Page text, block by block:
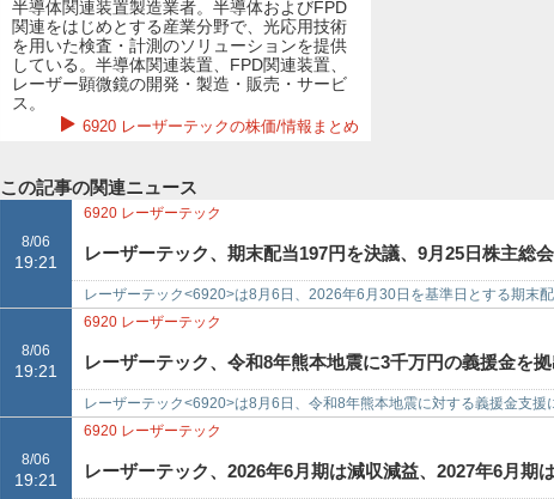
半導体関連装置製造業者。半導体およびFPD
関連をはじめとする産業分野で、光応用技術
を用いた検査・計測のソリューションを提供
している。半導体関連装置、FPD関連装置、
レーザー顕微鏡の開発・製造・販売・サービ
ス。
6920 レーザーテックの株価/情報まとめ
この記事の関連ニュース
8/06
19:21
6920 レーザーテック
レーザーテック、期末配当197円を決議、9月25日株主総
レーザーテック<6920>は8月6日、2026年6月30日を基準日とする期末
配当は197円で、配…
8/06
19:21
6920 レーザーテック
レーザーテック、令和8年熊本地震に3千万円の義援金を拠
レーザーテック<6920>は8月6日、令和8年熊本地震に対する義援金支
令和8年熊本地震によ…
8/06
19:21
6920 レーザーテック
レーザーテック、2026年6月期は減収減益、2027年6月期